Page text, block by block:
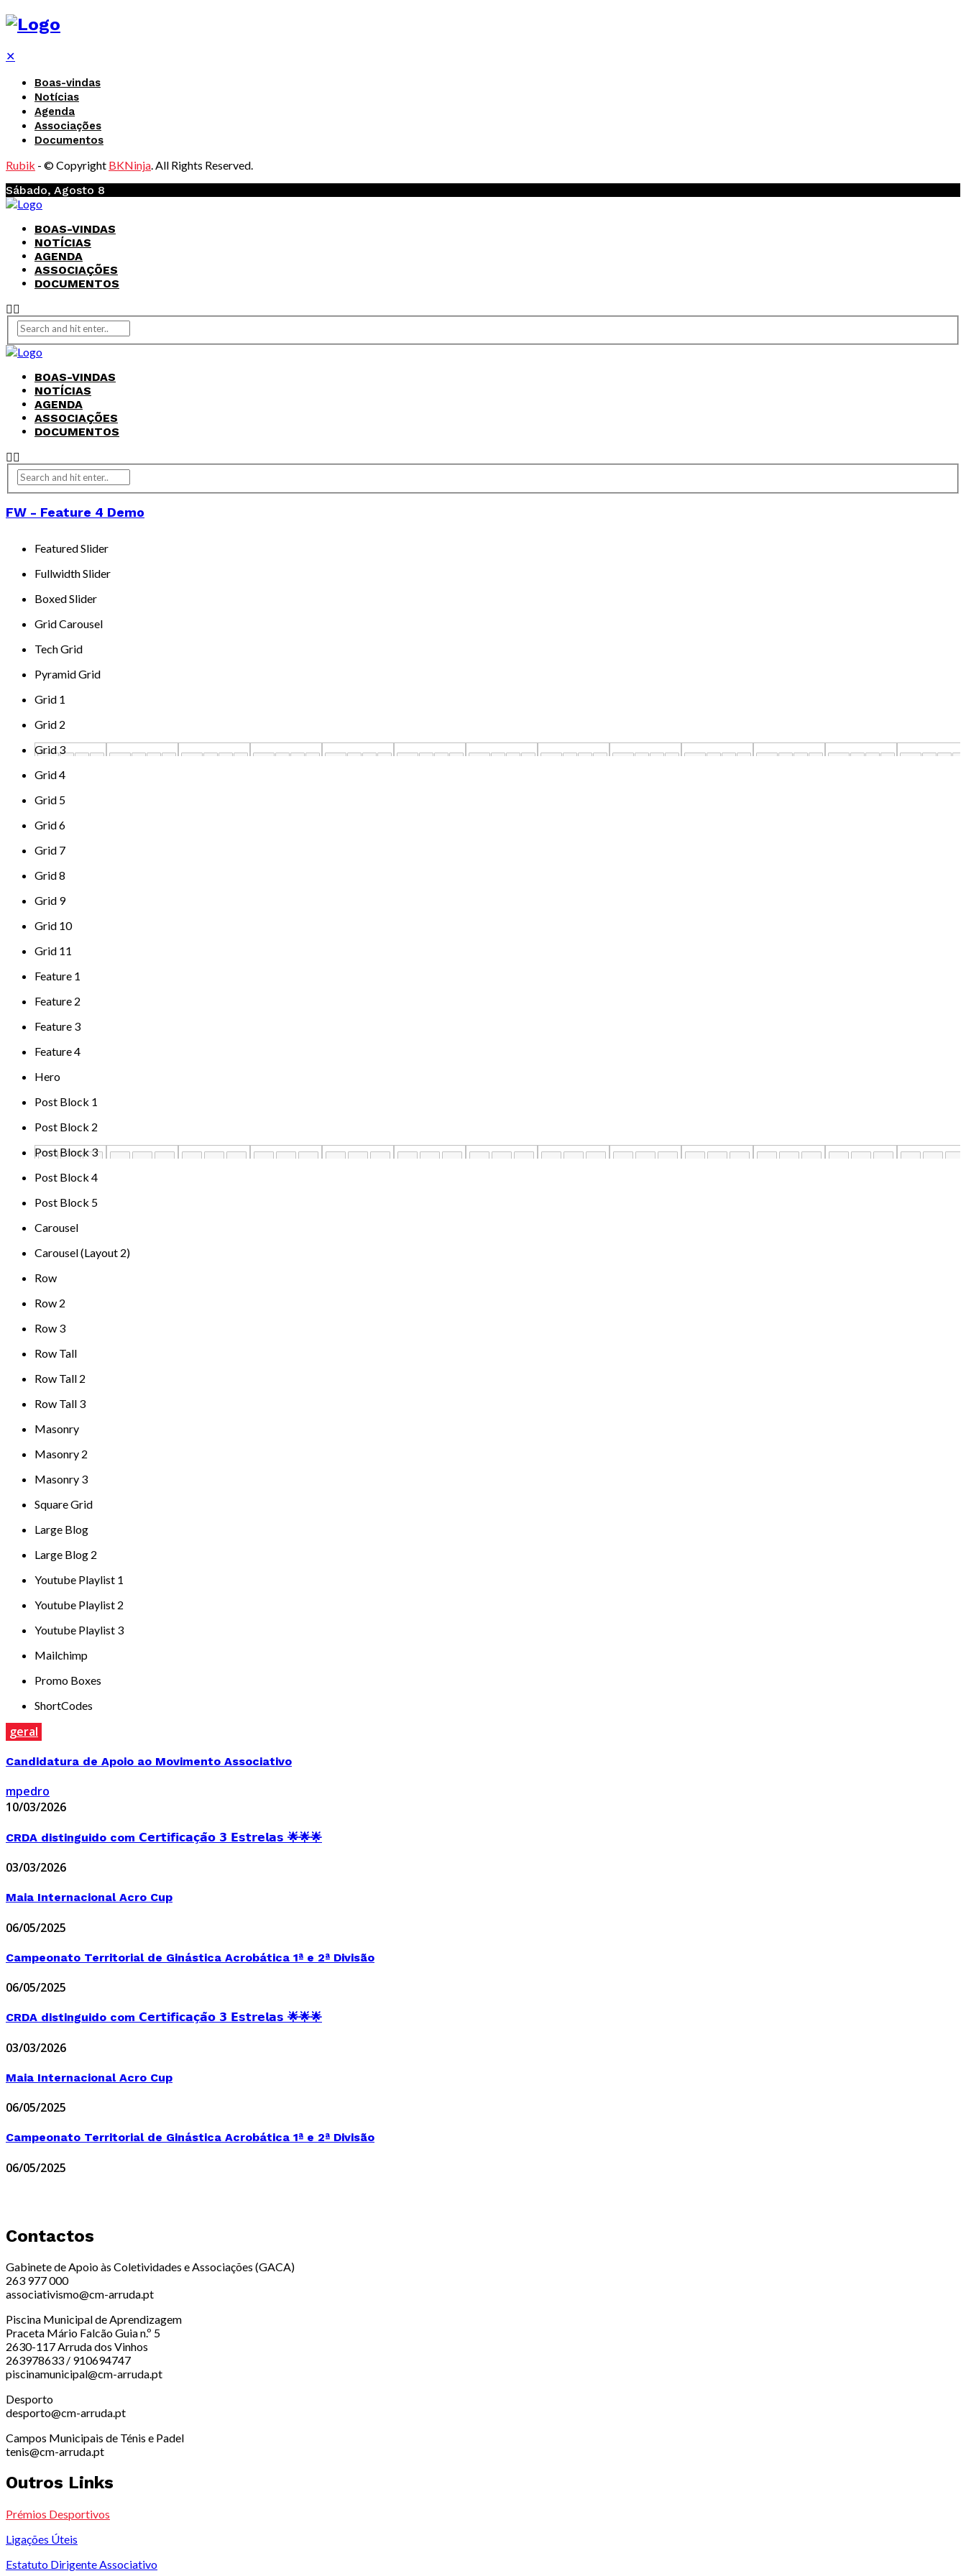
✕
Boas-vindas
Notícias
Agenda
Associações
Documentos
Rubik - © Copyright BKNinja. All Rights Reserved.
Sábado, Agosto 8
BOAS-VINDAS
NOTÍCIAS
AGENDA
ASSOCIAÇÕES
DOCUMENTOS
BOAS-VINDAS
NOTÍCIAS
AGENDA
ASSOCIAÇÕES
DOCUMENTOS
FW - Feature 4 Demo
Featured Slider
Fullwidth Slider
Boxed Slider
Grid Carousel
Tech Grid
Pyramid Grid
Grid 1
Grid 2
Grid 3
Grid 4
Grid 5
Grid 6
Grid 7
Grid 8
Grid 9
Grid 10
Grid 11
Feature 1
Feature 2
Feature 3
Feature 4
Hero
Post Block 1
Post Block 2
Post Block 3
Post Block 4
Post Block 5
Carousel
Carousel (Layout 2)
Row
Row 2
Row 3
Row Tall
Row Tall 2
Row Tall 3
Masonry
Masonry 2
Masonry 3
Square Grid
Large Blog
Large Blog 2
Youtube Playlist 1
Youtube Playlist 2
Youtube Playlist 3
Mailchimp
Promo Boxes
ShortCodes
geral
Candidatura de Apoio ao Movimento Associativo
mpedro
10/03/2026
CRDA distinguido com 𝗖𝗲𝗿𝘁𝗶𝗳𝗶𝗰𝗮𝗰̧𝗮̃𝗼 𝟯 𝗘𝘀𝘁𝗿𝗲𝗹𝗮𝘀 🌟🌟🌟
03/03/2026
Maia Internacional Acro Cup
06/05/2025
Campeonato Territorial de Ginástica Acrobática 1ª e 2ª Divisão
06/05/2025
CRDA distinguido com 𝗖𝗲𝗿𝘁𝗶𝗳𝗶𝗰𝗮𝗰̧𝗮̃𝗼 𝟯 𝗘𝘀𝘁𝗿𝗲𝗹𝗮𝘀 🌟🌟🌟
03/03/2026
Maia Internacional Acro Cup
06/05/2025
Campeonato Territorial de Ginástica Acrobática 1ª e 2ª Divisão
06/05/2025
Contactos
Gabinete de Apoio às Coletividades e Associações (GACA)
263 977 000
associativismo@cm-arruda.pt
Piscina Municipal de Aprendizagem
Praceta Mário Falcão Guia n.º 5
2630-117 Arruda dos Vinhos
263978633 / 910694747
piscinamunicipal@cm-arruda.pt
Desporto
desporto@cm-arruda.pt
Campos Municipais de Ténis e Padel
tenis@cm-arruda.pt
Outros Links
Prémios Desportivos
Ligações Úteis
Estatuto Dirigente Associativo